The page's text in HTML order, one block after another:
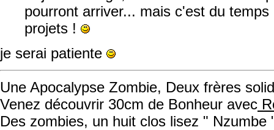
pourront arriver... mais c'est du
projets !
je serai patiente
Une Apocalypse Zombie, Deux frères
Venez découvrir 30cm de Bonheur avec
Des zombies, un huit clos lisez " Nzumbe